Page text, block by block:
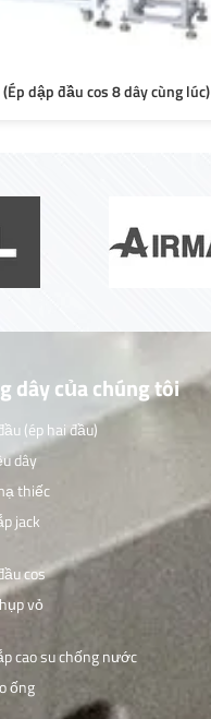
(Ép dập đầu cos 8 dây cùng lúc)
dây của chúng tôi
(ép hai đầu)
dây
thiếc
jack
cos
vỏ
cao su chống nước
ống